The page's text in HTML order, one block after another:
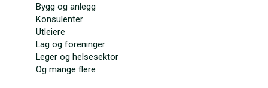
Bygg og anlegg
Konsulenter
Utleiere
Lag og foreninger
Leger og helsesektor
Og mange flere